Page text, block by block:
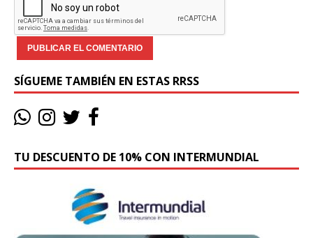
SÍGUEME TAMBIÉN EN ESTAS RRSS
TU DESCUENTO DE 10% CON INTERMUNDIAL